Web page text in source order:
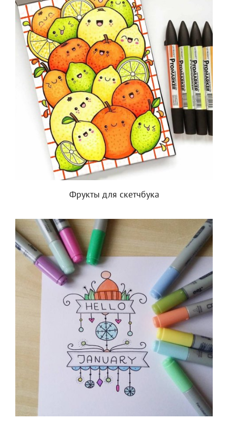
Фрукты для скетчбука